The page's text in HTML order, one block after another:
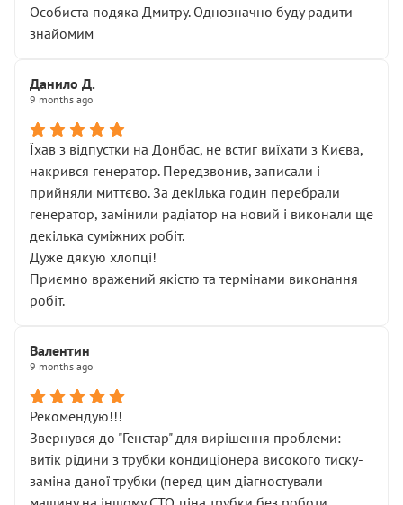
Особиста подяка Дмитру. Однозначно буду радити
знайомим
Данило Д.
9 months ago
Їхав з відпустки на Донбас, не встиг виїхати з Києва,
накрився генератор. Передзвонив, записали і
прийняли миттєво. За декілька годин перебрали
генератор, замінили радіатор на новий і виконали ще
декілька суміжних робіт.
Дуже дякую хлопці!
Приємно вражений якістю та термінами виконання
робіт.
Валентин
9 months ago
Рекомендую!!!
Звернувся до "Генстар" для вирішення проблеми:
витік рідини з трубки кондиціонера високого тиску-
заміна даної трубки (перед цим діагностували